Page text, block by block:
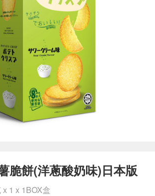
脆餅(洋蔥酸奶味)日本版
1 x 1BOX盒